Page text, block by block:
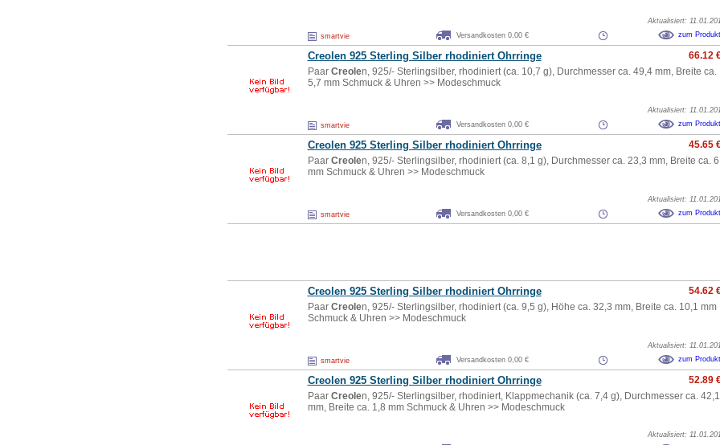
Aktualisiert:
smartvie
Versandkosten 0,00 € zum Produkt
Creolen 925 Sterling Silber rhodiniert Ohrringe 66.12
Paar Creolen, 925/- Sterlingsilber, rhodiniert (ca. 10,7 g), Durchmesser ca. 49,4 mm, Breite ca.
5,7 mm Schmuck & Uhren >> Modeschmuck
Aktualisiert:
smartvie
Versandkosten 0,00 € zum Produkt
Creolen 925 Sterling Silber rhodiniert Ohrringe 45.65
Paar Creolen, 925/- Sterlingsilber, rhodiniert (ca. 8,1 g), Durchmesser ca. 23,3 mm, Breite ca. 6
mm Schmuck & Uhren >> Modeschmuck
Aktualisiert:
smartvie
Versandkosten 0,00 € zum Produkt
Creolen 925 Sterling Silber rhodiniert Ohrringe 54.62
Paar Creolen, 925/- Sterlingsilber, rhodiniert (ca. 9,5 g), Höhe ca. 32,3 mm, Breite ca. 10,1 mm
Schmuck & Uhren >> Modeschmuck
Aktualisiert:
smartvie
Versandkosten 0,00 € zum Produkt
Creolen 925 Sterling Silber rhodiniert Ohrringe 52.89
Paar Creolen, 925/- Sterlingsilber, rhodiniert, Klappmechanik (ca. 7,4 g), Durchmesser ca. 42,1
mm, Breite ca. 1,8 mm Schmuck & Uhren >> Modeschmuck
Aktualisiert: